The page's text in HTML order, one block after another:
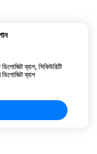
ডিপোজিট ব্যাগ, সিকিউরিটি
ডিপোজিট ব্যাগ